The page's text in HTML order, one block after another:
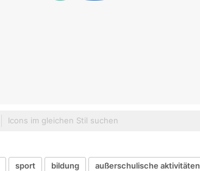
sport bildung außerschulische aktivitäten